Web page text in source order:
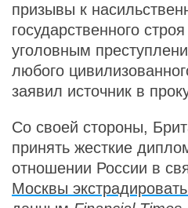
призывы к
государственного
уголовным
любого
заявил источник в
Со своей стороны,
принять жесткие
отношении России в
Москвы